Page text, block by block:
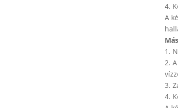
4.
A
1.
2.
3.
4.